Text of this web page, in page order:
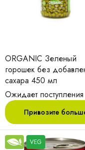
ORGANIC Зеленый
горошек без
сахара 450 мл
Ожидает поступления
Привозите
VEG